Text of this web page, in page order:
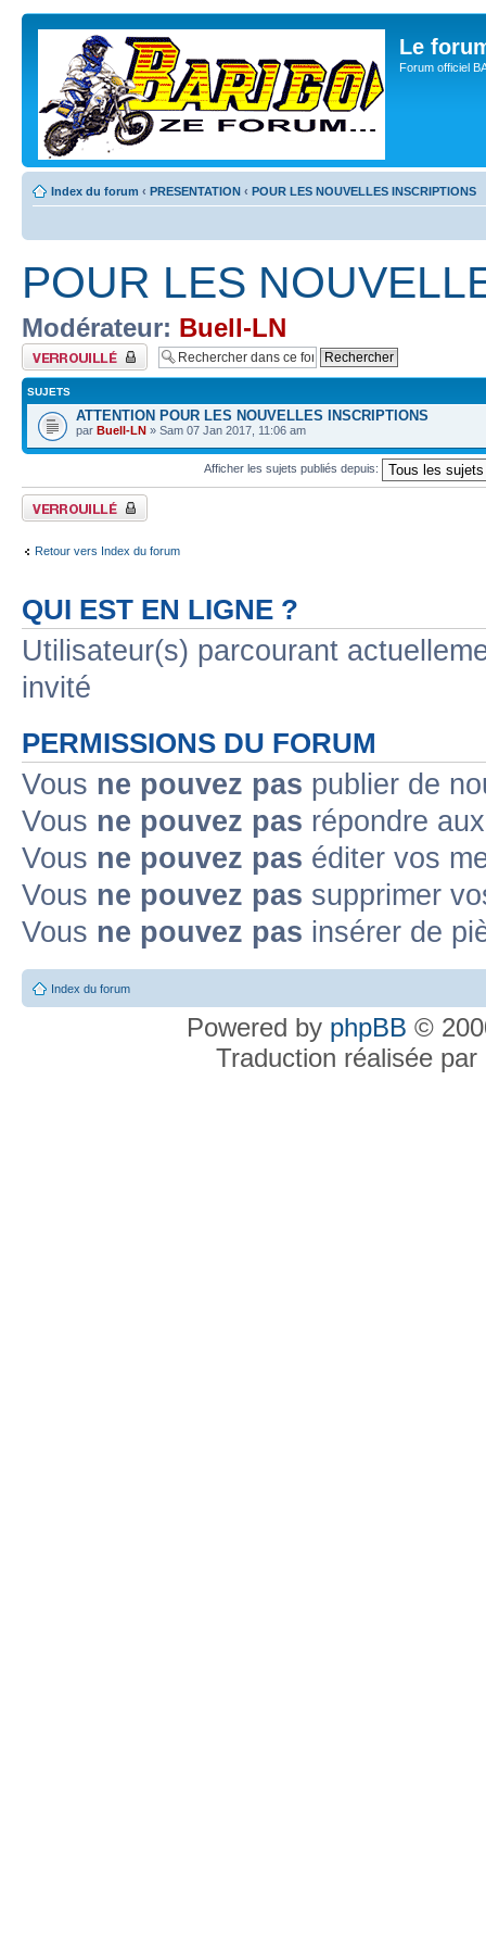
Le
Forum officiel
Index du forum ‹ PRESENTATION ‹ POUR LES NOUVELLES INSCRIPTIONS
POUR LES
Modérateur: Buell-LN
Forum verrouillé
SUJETS
ATTENTION POUR LES NOUVELLES INSCRIPTIONS
par Buell-LN » Sam 07 Jan 2017, 11:06 am
Afficher les sujets publiés depuis:
Forum verrouillé
Retour vers Index du forum
QUI EST EN LIGNE ?
Utilisateur(s) parcourant
invité
PERMISSIONS DU FORUM
Vous ne pouvez pas publier de
Vous ne pouvez pas répondre
Vous ne pouvez pas éditer vos
Vous ne pouvez pas supprimer
Vous ne pouvez pas insérer de
Index du forum
Powered by phpBB ©
Traduction réalisée par